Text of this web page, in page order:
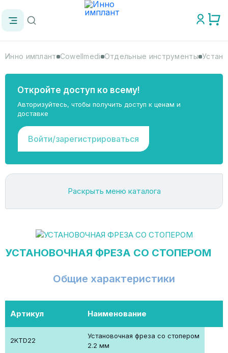
Инно имплант Cowellmedi Отдельные инструменты
Откройте доступ ко всему!
Авторизуйтесь, чтобы получить доступ к ценам и
доставке
Войти/зарегистрироваться
Раскрыть меню каталога
УСТАНОВОЧНАЯ ФРЕЗА СО СТОПЕРОМ
Общие характеристики
Артикул Наименование
2KTD22
Установочная фреза со стопером
2.2 мм